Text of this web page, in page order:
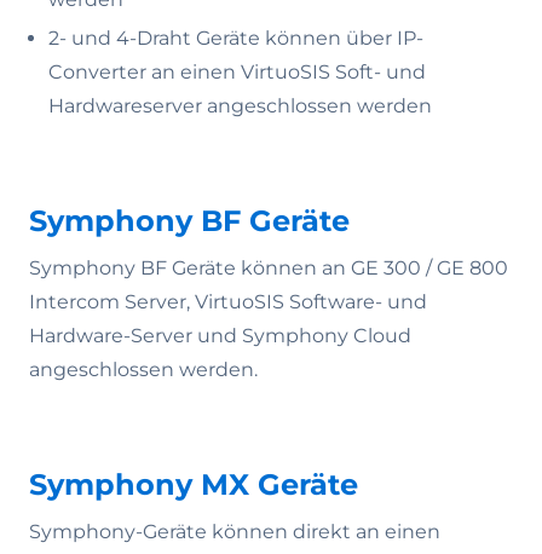
2- und 4-Draht Geräte können über IP-
Converter an einen VirtuoSIS Soft- und
Hardwareserver angeschlossen werden
Symphony BF Geräte
Symphony BF Geräte können an GE 300 / GE 800
Intercom Server, VirtuoSIS Software- und
Hardware-Server und Symphony Cloud
angeschlossen werden.
Symphony MX Geräte
Symphony-Geräte können direkt an einen